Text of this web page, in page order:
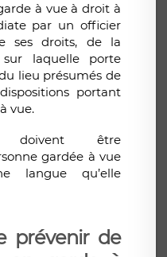
à vue à droit à
par un officier
ses droits, de la
laquelle porte
lieu présumés de
portant
vue.
doivent être
gardée à vue
langue qu’elle
prévenir de